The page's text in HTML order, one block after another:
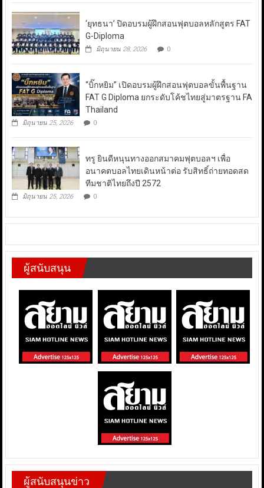
‘ยุทธนา’ ปิดอบรมผู้ฝึกสอนฟุตบอลหลักสูตร FAT
G-Diploma
มิถุนายน 28, 2026 0
“บิ๊กหยิม” เปิดอบรมผู้ฝึกสอนฟุตบอลขั้นพื้นฐาน
FAT G Diploma ยกระดับโค้ชไทยสู่มาตรฐาน FA
Thailand
มิถุนายน 25, 2026 0
ทรู ยินดีหนุนทางออกสมาคมฟุตบอลฯ เพื่อ
อนาคตบอลไทยเดินหน้าต่อ รับสิทธิ์ถ่ายทอดสด
ทีมชาติไทยถึงปี 2572
มิถุนายน 25, 2026 0
ผู้สนับสนุน
ผู้สนับสนุนข่าว